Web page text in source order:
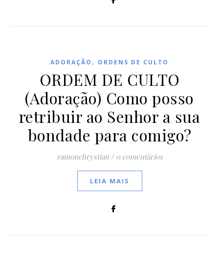
ADORAÇÃO , ORDENS DE CULTO
ORDEM DE CULTO
(Adoração) Como posso
retribuir ao Senhor a sua
bondade para comigo?
ramonchrystian / 0 comentários
LEIA MAIS